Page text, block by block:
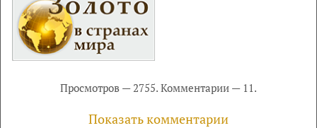
Просмотров — 2755. Комментарии — 11.
Показать комментарии